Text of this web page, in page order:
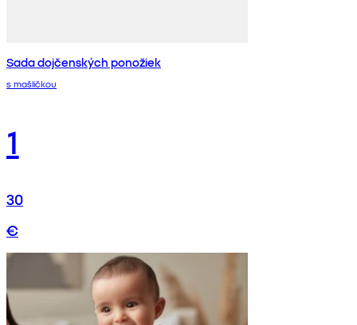
Sada dojčenských ponožiek
s mašličkou
1
30
€